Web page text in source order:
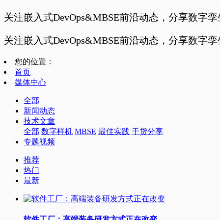
关注嵌入式DevOps&MBSE前沿动态，分享数字
关注嵌入式DevOps&MBSE前沿动态，分享数字
您的位置：
首页
媒体中心
全部
新闻动态
技术文章
全部 数字样机 MBSE 最佳实践 干货分享
专题视频
推荐
热门
最新